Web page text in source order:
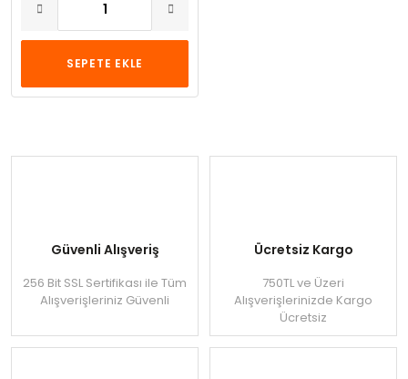
SEPETE EKLE
Güvenli Alışveriş
256 Bit SSL Sertifikası ile Tüm
Alışverişleriniz Güvenli
Ücretsiz Kargo
750TL ve Üzeri
Alışverişlerinizde Kargo
Ücretsiz